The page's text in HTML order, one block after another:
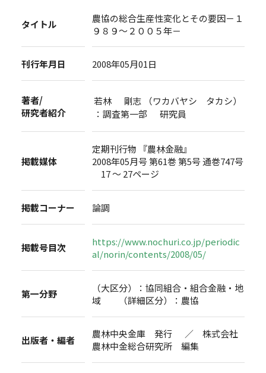
タイトル
農協の総合生産性変化とその要因－１
９８９～２００５年－
刊行年月日 2008年05月01日
著者/
研究者紹介
若林 剛志 （ワカバヤシ タカシ）
：調査第一部 研究員
掲載媒体
定期刊行物 『農林金融』
2008年05月号 第61巻 第5号 通巻747号
17 ～ 27ページ
掲載コーナー 論調
掲載号目次
https://www.nochuri.co.jp/periodic
al/norin/contents/2008/05/
第一分野
（大区分）：協同組合・組合金融・地
域 （詳細区分）：農協
出版者・編者
農林中央金庫 発行 ／ 株式会社
農林中金総合研究所 編集